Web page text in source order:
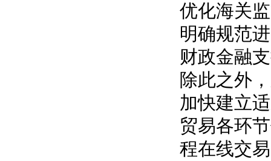
优化海关
明确规范
财政金融
除此之外
加快建立
贸易各环
程在线交